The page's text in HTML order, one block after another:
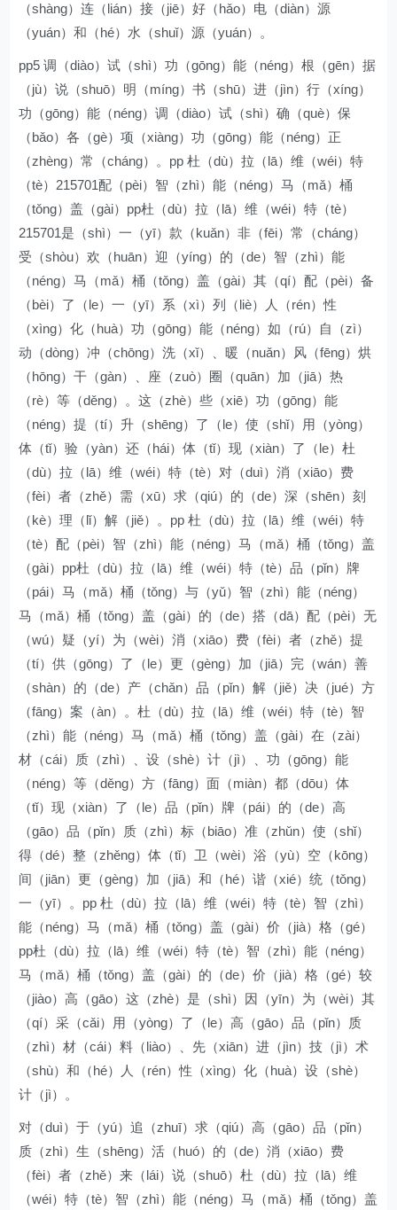
（shàng）连（lián）接（jiē）好（hǎo）电（diàn）源
（yuán）和（hé）水（shuǐ）源（yuán）。
pp5 调（diào）试（shì）功（gōng）能（néng）根（gēn）据
（jù）说（shuō）明（míng）书（shū）进（jìn）行（xíng）
功（gōng）能（néng）调（diào）试（shì）确（què）保
（bǎo）各（gè）项（xiàng）功（gōng）能（néng）正
（zhèng）常（cháng）。pp 杜（dù）拉（lā）维（wéi）特
（tè）215701配（pèi）智（zhì）能（néng）马（mǎ）桶
（tǒng）盖（gài）pp杜（dù）拉（lā）维（wéi）特（tè）
215701是（shì）一（yī）款（kuǎn）非（fēi）常（cháng）
受（shòu）欢（huān）迎（yíng）的（de）智（zhì）能
（néng）马（mǎ）桶（tǒng）盖（gài）其（qí）配（pèi）备
（bèi）了（le）一（yī）系（xì）列（liè）人（rén）性
（xìng）化（huà）功（gōng）能（néng）如（rú）自（zì）
动（dòng）冲（chōng）洗（xǐ）、暖（nuǎn）风（fēng）烘
（hōng）干（gàn）、座（zuò）圈（quān）加（jiā）热
（rè）等（děng）。这（zhè）些（xiē）功（gōng）能
（néng）提（tí）升（shēng）了（le）使（shǐ）用（yòng）
体（tǐ）验（yàn）还（hái）体（tǐ）现（xiàn）了（le）杜
（dù）拉（lā）维（wéi）特（tè）对（duì）消（xiāo）费
（fèi）者（zhě）需（xū）求（qiú）的（de）深（shēn）刻
（kè）理（lǐ）解（jiě）。pp 杜（dù）拉（lā）维（wéi）特
（tè）配（pèi）智（zhì）能（néng）马（mǎ）桶（tǒng）盖
（gài）pp杜（dù）拉（lā）维（wéi）特（tè）品（pǐn）牌
（pái）马（mǎ）桶（tǒng）与（yǔ）智（zhì）能（néng）
马（mǎ）桶（tǒng）盖（gài）的（de）搭（dā）配（pèi）无
（wú）疑（yí）为（wèi）消（xiāo）费（fèi）者（zhě）提
（tí）供（gōng）了（le）更（gèng）加（jiā）完（wán）善
（shàn）的（de）产（chǎn）品（pǐn）解（jiě）决（jué）方
（fāng）案（àn）。杜（dù）拉（lā）维（wéi）特（tè）智
（zhì）能（néng）马（mǎ）桶（tǒng）盖（gài）在（zài）
材（cái）质（zhì）、设（shè）计（jì）、功（gōng）能
（néng）等（děng）方（fāng）面（miàn）都（dōu）体
（tǐ）现（xiàn）了（le）品（pǐn）牌（pái）的（de）高
（gāo）品（pǐn）质（zhì）标（biāo）准（zhǔn）使（shǐ）
得（dé）整（zhěng）体（tǐ）卫（wèi）浴（yù）空（kōng）
间（jiān）更（gèng）加（jiā）和（hé）谐（xié）统（tǒng）
一（yī）。pp 杜（dù）拉（lā）维（wéi）特（tè）智（zhì）
能（néng）马（mǎ）桶（tǒng）盖（gài）价（jià）格（gé）
pp杜（dù）拉（lā）维（wéi）特（tè）智（zhì）能（néng）
马（mǎ）桶（tǒng）盖（gài）的（de）价（jià）格（gé）较
（jiào）高（gāo）这（zhè）是（shì）因（yīn）为（wèi）其
（qí）采（cǎi）用（yòng）了（le）高（gāo）品（pǐn）质
（zhì）材（cái）料（liào）、先（xiān）进（jìn）技（jì）术
（shù）和（hé）人（rén）性（xìng）化（huà）设（shè）
计（jì）。
对（duì）于（yú）追（zhuī）求（qiú）高（gāo）品（pǐn）
质（zhì）生（shēng）活（huó）的（de）消（xiāo）费
（fèi）者（zhě）来（lái）说（shuō）杜（dù）拉（lā）维
（wéi）特（tè）智（zhì）能（néng）马（mǎ）桶（tǒng）盖